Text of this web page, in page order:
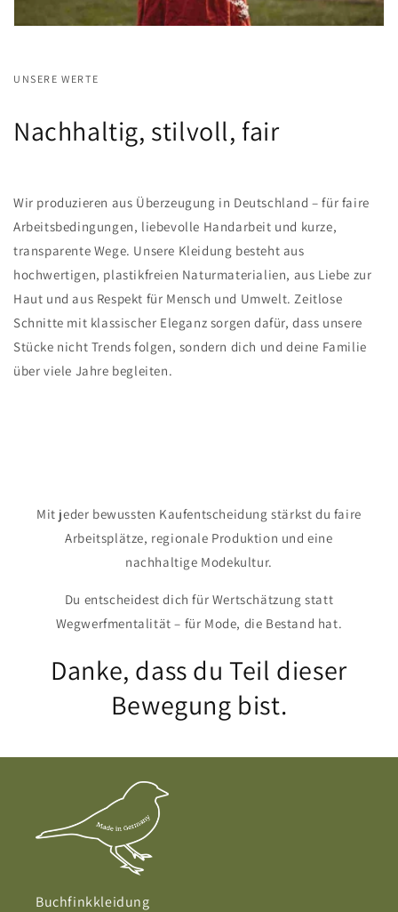
UNSERE WERTE
Nachhaltig, stilvoll, fair
Wir produzieren aus Überzeugung in Deutschland – für faire
Arbeitsbedingungen, liebevolle Handarbeit und kurze,
transparente Wege. Unsere Kleidung besteht aus
hochwertigen, plastikfreien Naturmaterialien, aus Liebe zur
Haut und aus Respekt für Mensch und Umwelt. Zeitlose
Schnitte mit klassischer Eleganz sorgen dafür, dass unsere
Stücke nicht Trends folgen, sondern dich und deine Familie
über viele Jahre begleiten.
Mit jeder bewussten Kaufentscheidung stärkst du faire
Arbeitsplätze, regionale Produktion und eine
nachhaltige Modekultur.
Du entscheidest dich für Wertschätzung statt
Wegwerfmentalität – für Mode, die Bestand hat.
Danke, dass du Teil dieser
Bewegung bist.
Buchfinkkleidung